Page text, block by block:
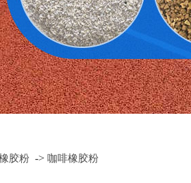
胶粉 -> 咖啡橡胶粉